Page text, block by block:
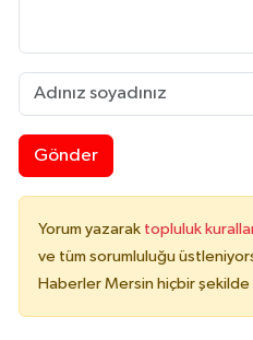
Gönder
Yorum yazarak topluluk
ve tüm sorumluluğu
Haberler Mersin hiçbir